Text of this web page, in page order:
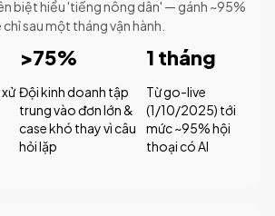
biệt hiểu 'tiếng nông dân' — gánh ~95%
sau một tháng vận hành.
>75%
Đội kinh doanh tập
trung vào đơn lớn &
case khó thay vì câu
hỏi lặp
1 tháng
Từ go-live
(1/10/2025) tới
mức ~95% hội
thoại có AI